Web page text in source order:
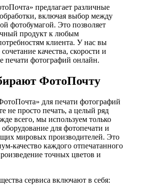
предлагает различные
включая выбор между
фотобумагой. Это позволяет
продукт к любым
клиента. У нас вы
качества, скорости и
печати фотографий онлайн.
ФотоПочту
для печати фотографий
не просто печать, а целый ряд
всего, мы используем только
для фотопечати и
мировых производителей. Это
качество каждого отпечатанного
точных цветов и
сервиса включают в себя: